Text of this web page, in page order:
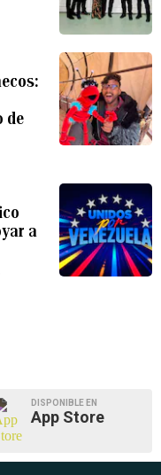
de
a
DISPONIBLE EN
App Store